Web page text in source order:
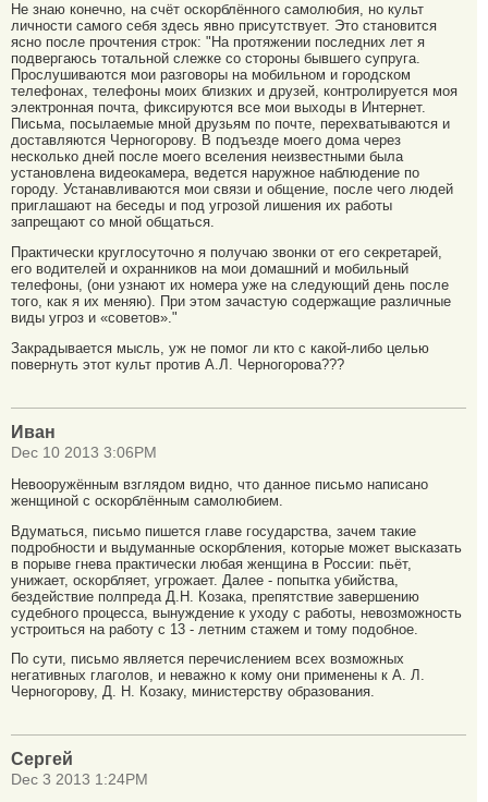
Не знаю конечно, на счёт оскорблённого самолюбия, но культ
личности самого себя здесь явно присутствует. Это становится
ясно после прочтения строк: "На протяжении последних лет я
подвергаюсь тотальной слежке со стороны бывшего супруга.
Прослушиваются мои разговоры на мобильном и городском
телефонах, телефоны моих близких и друзей, контролируется моя
электронная почта, фиксируются все мои выходы в Интернет.
Письма, посылаемые мной друзьям по почте, перехватываются и
доставляются Черногорову. В подъезде моего дома через
несколько дней после моего вселения неизвестными была
установлена видеокамера, ведется наружное наблюдение по
городу. Устанавливаются мои связи и общение, после чего людей
приглашают на беседы и под угрозой лишения их работы
запрещают со мной общаться.
Практически круглосуточно я получаю звонки от его секретарей,
его водителей и охранников на мои домашний и мобильный
телефоны, (они узнают их номера уже на следующий день после
того, как я их меняю). При этом зачастую содержащие различные
виды угроз и «советов»."
Закрадывается мысль, уж не помог ли кто с какой-либо целью
повернуть этот культ против А.Л. Черногорова???
Иван
Dec 10 2013 3:06PM
Невооружённым взглядом видно, что данное письмо написано
женщиной с оскорблённым самолюбием.
Вдуматься, письмо пишется главе государства, зачем такие
подробности и выдуманные оскорбления, которые может высказать
в порыве гнева практически любая женщина в России: пьёт,
унижает, оскорбляет, угрожает. Далее - попытка убийства,
бездействие полпреда Д.Н. Козака, препятствие завершению
судебного процесса, вынуждение к уходу с работы, невозможность
устроиться на работу с 13 - летним стажем и тому подобное.
По сути, письмо является перечислением всех возможных
негативных глаголов, и неважно к кому они применены к А. Л.
Черногорову, Д. Н. Козаку, министерству образования.
Сергей
Dec 3 2013 1:24PM